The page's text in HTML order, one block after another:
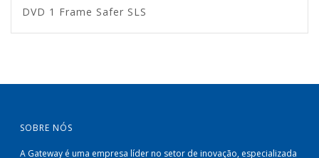
DVD 1 Frame Safer SLS
SOBRE NÓS
A Gateway é uma empresa líder no setor de inovação, especializada